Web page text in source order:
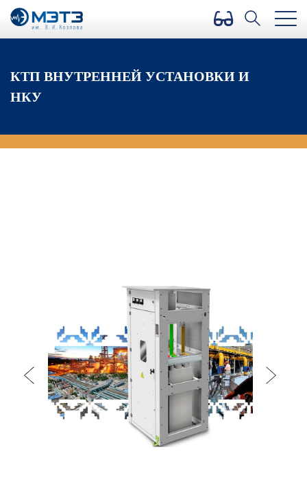
Версия для слабовидящих
КТП ВНУТРЕННЕЙ УСТАНОВКИ И
НКУ